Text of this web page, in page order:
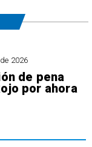
2026
de pena
por ahora